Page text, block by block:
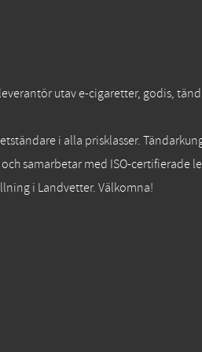
utav e-cigaretter, godis,
i alla prisklasser.
samarbetar med ISO-certifierade
i Landvetter. Välkomna!